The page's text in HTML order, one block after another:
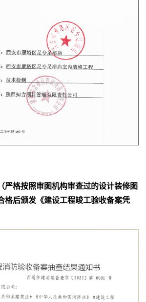
（严格按照审图机构审查过的设计装修图
格后颁发《建设工程竣工验收备案凭